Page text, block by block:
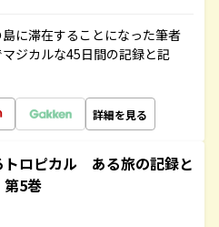
に滞在することになった筆者
ジカルな45日間の記録と記
詳細を見る
トロピカル ある旅の記録と
5巻